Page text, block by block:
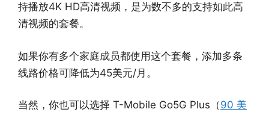
持播放4K HD高清视频，是为数不多的支持如此高
清视频的套餐。
如果你有多个家庭成员都使用这个套餐，添加多条
线路价格可降低为45美元/月。
当然，你也可以选择 T-Mobile Go5G Plus（90 美